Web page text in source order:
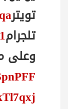
تويتر
تلجرام
وعلى